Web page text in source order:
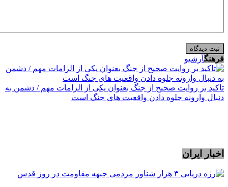
فرهنگآرشیو
تاکید بر روایت صحیح از جنگ بعنوان یکی از الزامات مهم / دشمن به
دنبال وارونه جلوه دادن واقعیت های جنگ است
اخبار ایران